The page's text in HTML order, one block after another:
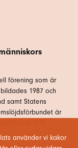
förening som är
1987 och
samt Statens
är
använder vi kakor